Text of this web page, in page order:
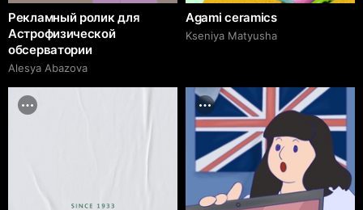
Рекламный ролик для
Астрофизической
обсерватории
Alesya Abazova
Agami ceramics
Kseniya Matyusha